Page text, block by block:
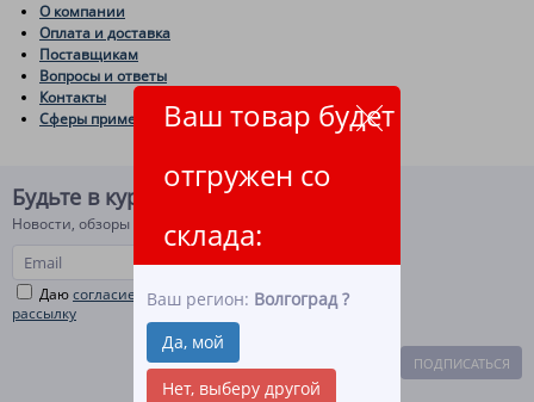
Ваш товар будет
отгружен со
склада:
Ваш регион: Волгоград ?
Да, мой
Нет, выберу другой
О компании
Оплата и доставка
Поставщикам
Вопросы и ответы
Контакты
Сферы применения товаров
Будьте в курсе!
Новости, обзоры и акции
Даюсогласие на рекламную и информационную
рассылку
ПОДПИСАТЬСЯ